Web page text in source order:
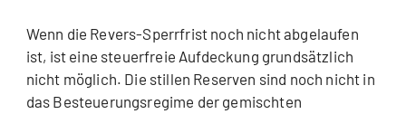
Wenn die Revers-Sperrfrist noch nicht abgelaufen
ist, ist eine steuerfreie Aufdeckung grundsätzlich
nicht möglich. Die stillen Reserven sind noch nicht in
das Besteuerungsregime der gemischten